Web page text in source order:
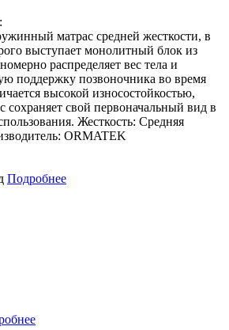
матрас средней жесткости, в
выступает монолитный блок из
распределяет вес тела и
поддержку позвоночника во время
высокой износостойкостью,
сохраняет свой первоначальный вид в
Жесткость: Средняя
ORMATEK
Подробнее